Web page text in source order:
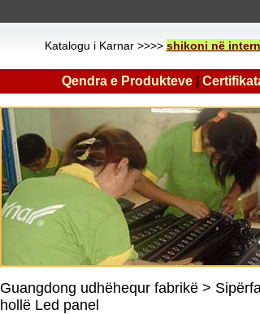
Katalogu i Karnar >>>> shikoni në
Qendra e Produkteve
Guangdong udhëhequr fabrikë >
hollë Led panel